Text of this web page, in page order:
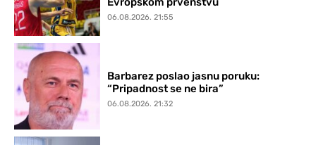
06.08.2026. 21:55
Barbarez poslao jasnu poruku:
“Pripadnost se ne bira”
06.08.2026. 21:32